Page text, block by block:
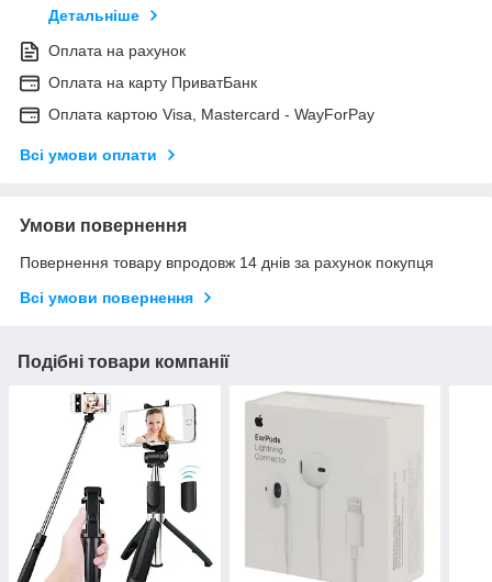
Детальніше
Оплата на рахунок
Оплата на карту ПриватБанк
Оплата картою Visa, Mastercard - WayForPay
Всі умови оплати
Умови повернення
Повернення товару впродовж 14 днів за рахунок покупця
Всі умови повернення
Подібні товари компанії